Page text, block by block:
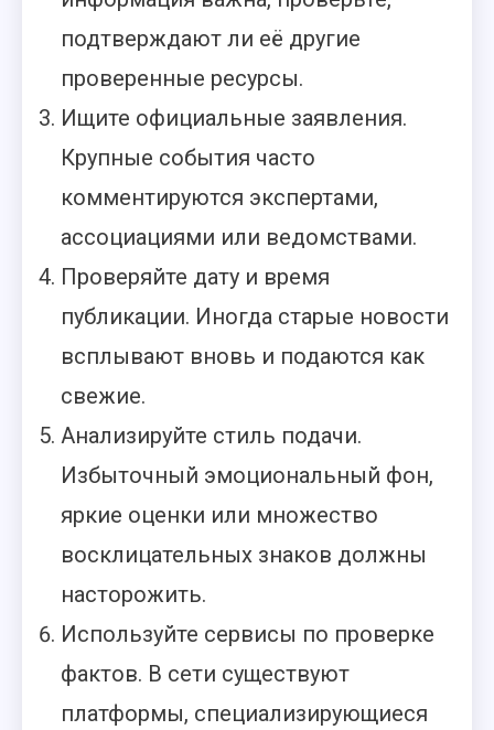
подтверждают ли её другие
проверенные ресурсы.
Ищите официальные заявления.
Крупные события часто
комментируются экспертами,
ассоциациями или ведомствами.
Проверяйте дату и время
публикации. Иногда старые новости
всплывают вновь и подаются как
свежие.
Анализируйте стиль подачи.
Избыточный эмоциональный фон,
яркие оценки или множество
восклицательных знаков должны
насторожить.
Используйте сервисы по проверке
фактов. В сети существуют
платформы, специализирующиеся